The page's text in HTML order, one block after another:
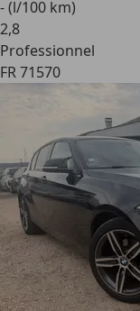
- (l/100 km)
2,8
Professionnel
FR 71570